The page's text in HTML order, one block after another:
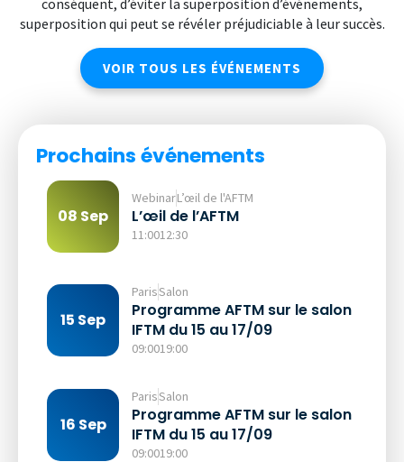
superposition qui peut se révéler préjudiciable à leur succès.
VOIR TOUS LES ÉVÉNEMENTS
Prochains événements
08 Sep
WebinarL’œil de l'AFTM
L’œil de l’AFTM
11:0012:30
15 Sep
ParisSalon
Programme AFTM sur le salon
IFTM du 15 au 17/09
09:0019:00
16 Sep
ParisSalon
Programme AFTM sur le salon
IFTM du 15 au 17/09
09:0019:00